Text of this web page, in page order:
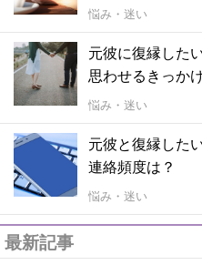
悩み・迷い
元彼に復縁した
思わせるきっか
悩み・迷い
元彼と復縁した
連絡頻度は？
悩み・迷い
最新記事